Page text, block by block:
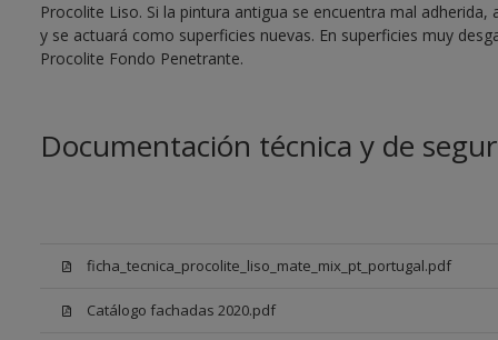
Procolite Liso. Si la pintura antigua se encuentra mal
y se actuará como superficies nuevas. En superficies muy
Procolite Fondo Penetrante.
Documentación técnica y de
ficha_tecnica_procolite_liso_mate_mix_pt_portugal.pdf
Catálogo fachadas 2020.pdf